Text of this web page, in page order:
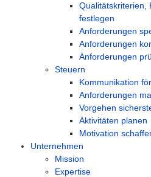
Qualitätskriterien,
festlegen
Anforderungen
Anforderungen
Anforderungen
Steuern
Kommunikation
Anforderungen
Vorgehen
Aktivitäten planen
Motivation
Unternehmen
Mission
Expertise